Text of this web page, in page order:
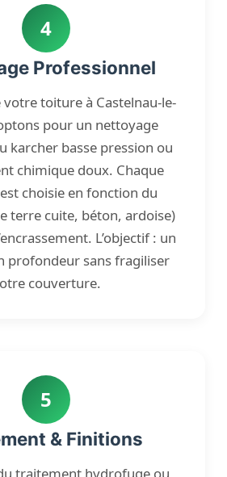
4
Professionnel
votre toiture à Castelnau-le-
pour un nettoyage
karcher basse pression ou
chimique doux. Chaque
choisie en fonction du
terre cuite, béton, ardoise)
L’objectif : un
profondeur sans fragiliser
couverture.
5
& Finitions